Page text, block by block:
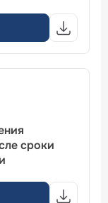
сроки